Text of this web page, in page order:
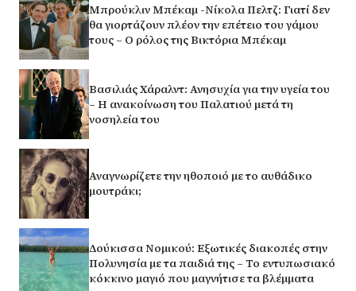
Μπρούκλιν Μπέκαμ -Νίκολα Πελτζ: Γιατί δεν
θα γιορτάζουν πλέον την επέτειο του γάμου
τους – Ο ρόλος της Βικτόρια Μπέκαμ
Βασιλιάς Χάραλντ: Ανησυχία για την υγεία του
– Η ανακοίνωση του Παλατιού μετά τη
νοσηλεία του
Αναγνωρίζετε την ηθοποιό με το αυθάδικο
μουτράκι;
Δούκισσα Νομικού: Εξωτικές διακοπές στην
Πολυνησία με τα παιδιά της – Το εντυπωσιακό
κόκκινο μαγιό που μαγνήτισε τα βλέμματα